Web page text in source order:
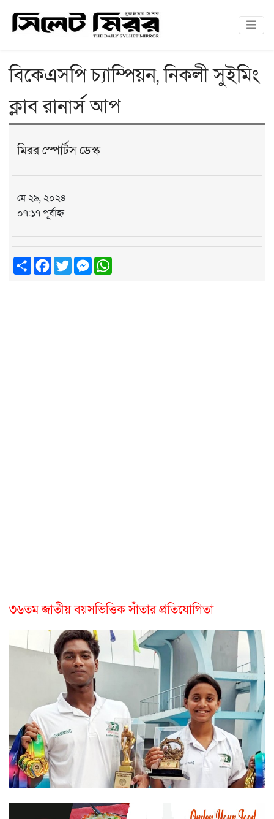
বিকেএসপি চ্যাম্পিয়ন, নিকলী সুইমিং
ক্লাব রানার্স আপ
মিরর স্পোর্টস ডেস্ক
মে ২৯, ২০২৪
০৭:১৭ পূর্বাহ্ন
ShareFacebook
TwitterMessenger
৩৬তম জাতীয় বয়সভিত্তিক সাঁতার প্রতিযোগিতা